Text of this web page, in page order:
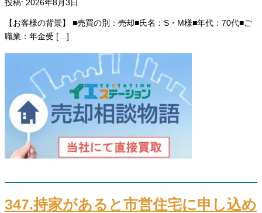
投稿: 2026年8月3日
【お客様の背景】 ■売買の別：売却■氏名：S・M様■年代：70代■ご
職業：年金受 […]
347.持家があると市営住宅に申し込め